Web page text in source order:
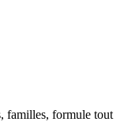
familles, formule tout